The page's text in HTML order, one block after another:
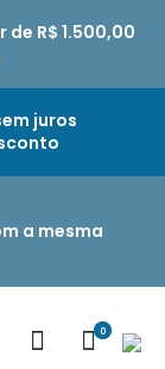
R$ 1.500,00
juros
a mesma
0